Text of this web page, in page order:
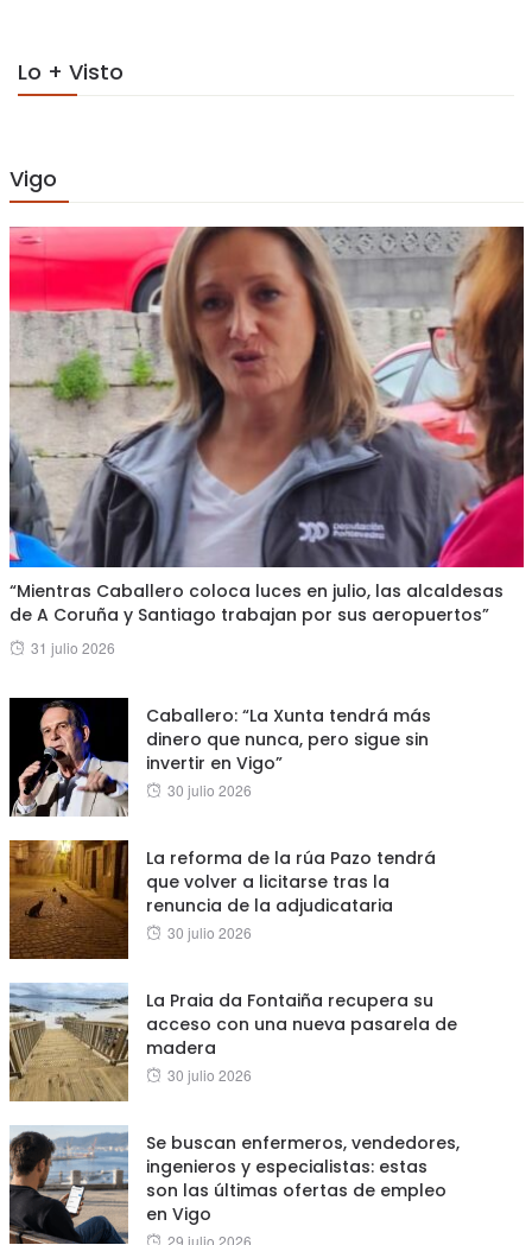
Lo + Visto
Vigo
“Mientras Caballero coloca luces en julio, las alcaldesas
de A Coruña y Santiago trabajan por sus aeropuertos”
Posted
31 julio 2026
Caballero: “La Xunta tendrá más
dinero que nunca, pero sigue sin
invertir en Vigo”
Posted
30 julio 2026
La reforma de la rúa Pazo tendrá
que volver a licitarse tras la
renuncia de la adjudicataria
Posted
30 julio 2026
La Praia da Fontaiña recupera su
acceso con una nueva pasarela de
madera
Posted
30 julio 2026
Se buscan enfermeros, vendedores,
ingenieros y especialistas: estas
son las últimas ofertas de empleo
en Vigo
Posted
29 julio 2026